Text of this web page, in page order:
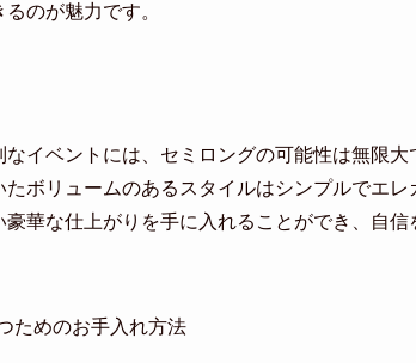
のが魅力です。
イベントには、セミロングの可能性は無限
ボリュームのあるスタイルはシンプルでエ
華な仕上がりを手に入れることができ、自
ためのお手入れ方法